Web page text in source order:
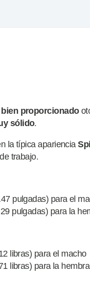
proporcionado
sólido.
la típica apariencia
trabajo.
pulgadas) para el
pulgadas) para la
libras) para el macho
libras) para la hembra